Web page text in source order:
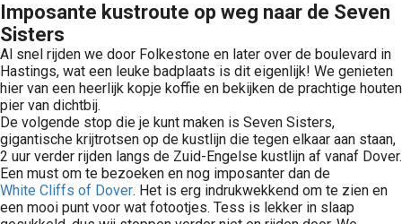
Imposante kustroute op weg naar de Seven
Sisters
Al snel rijden we door Folkestone en later over de boulevard in
Hastings, wat een leuke badplaats is dit eigenlijk! We genieten
hier van een heerlijk kopje koffie en bekijken de prachtige houten
pier van dichtbij.
De volgende stop die je kunt maken is Seven Sisters,
gigantische krijtrotsen op de kustlijn die tegen elkaar aan staan,
2 uur verder rijden langs de Zuid-Engelse kustlijn af vanaf Dover.
Een must om te bezoeken en nog imposanter dan de
White Cliffs of Dover. Het is erg indrukwekkend om te zien en
een mooi punt voor wat fotootjes. Tess is lekker in slaap